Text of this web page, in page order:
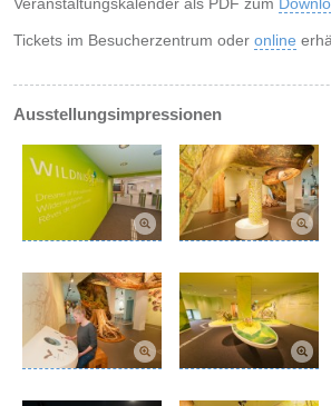
Tickets im Besucherzentrum oder online
Ausstellungsimpressionen